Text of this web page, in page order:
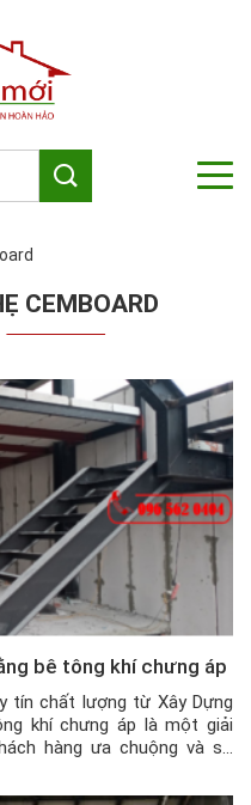
CEMBOARD
bê tông khí chưng áp
tín chất lượng từ Xây Dựng
khí chưng áp là một giải
hàng ưa chuộng và sử